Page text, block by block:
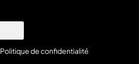
Politique de confidentialité